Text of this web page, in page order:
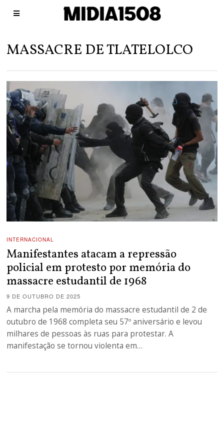
MASSACRE DE TLATELOLCO
INTERNACIONAL
Manifestantes atacam a repressão
policial em protesto por memória do
massacre estudantil de 1968
9 DE OUTUBRO DE 2025
A marcha pela memória do massacre estudantil de 2 de
outubro de 1968 completa seu 57º aniversário e levou
milhares de pessoas às ruas para protestar. A
manifestação se tornou violenta em…